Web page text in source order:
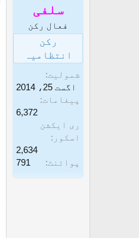
سلفی
فعال رکن
رکن
انتظامیہ
شمولیت
اگست 25، 2014
پیغامات
6,372
ری ایکشن
اسکور
2,634
پوائنٹ
791